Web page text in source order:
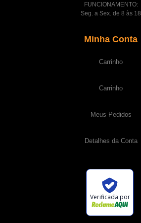
FUNCIONAMENTO:
Seg. a Sex. de 8 às 18
Minha Conta
Carrinho
Carrinho
Meus Pedidos
Detalhes da Conta
Verificada por